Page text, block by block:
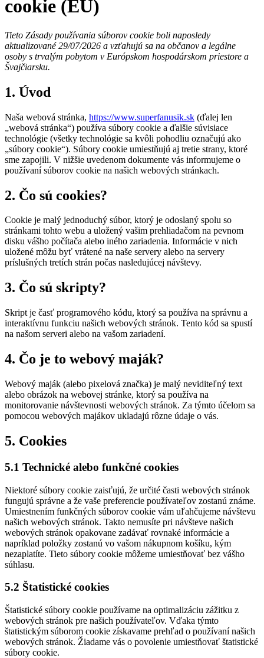
cookie (EÚ)
Tieto Zásady používania súborov cookie boli naposledy
aktualizované 29/07/2026 a vzťahujú sa na občanov a legálne
osoby s trvalým pobytom v Európskom hospodárskom priestore a
Švajčiarsku.
1. Úvod
Naša webová stránka, https://www.superfanusik.sk (ďalej len
„webová stránka“) používa súbory cookie a ďalšie súvisiace
technológie (všetky technológie sa kvôli pohodliu označujú ako
„súbory cookie“). Súbory cookie umiestňujú aj tretie strany, ktoré
sme zapojili. V nižšie uvedenom dokumente vás informujeme o
používaní súborov cookie na našich webových stránkach.
2. Čo sú cookies?
Cookie je malý jednoduchý súbor, ktorý je odoslaný spolu so
stránkami tohto webu a uložený vašim prehliadačom na pevnom
disku vášho počítača alebo iného zariadenia. Informácie v nich
uložené môžu byť vrátené na naše servery alebo na servery
príslušných tretích strán počas nasledujúcej návštevy.
3. Čo sú skripty?
Skript je časť programového kódu, ktorý sa používa na správnu a
interaktívnu funkciu našich webových stránok. Tento kód sa spustí
na našom serveri alebo na vašom zariadení.
4. Čo je to webový maják?
Webový maják (alebo pixelová značka) je malý neviditeľný text
alebo obrázok na webovej stránke, ktorý sa používa na
monitorovanie návštevnosti webových stránok. Za týmto účelom sa
pomocou webových majákov ukladajú rôzne údaje o vás.
5. Cookies
5.1 Technické alebo funkčné cookies
Niektoré súbory cookie zaisťujú, že určité časti webových stránok
fungujú správne a že vaše preferencie používateľov zostanú známe.
Umiestnením funkčných súborov cookie vám uľahčujeme návštevu
našich webových stránok. Takto nemusíte pri návšteve našich
webových stránok opakovane zadávať rovnaké informácie a
napríklad položky zostanú vo vašom nákupnom košíku, kým
nezaplatíte. Tieto súbory cookie môžeme umiestňovať bez vášho
súhlasu.
5.2 Štatistické cookies
Štatistické súbory cookie používame na optimalizáciu zážitku z
webových stránok pre našich používateľov. Vďaka týmto
štatistickým súborom cookie získavame prehľad o používaní našich
webových stránok. Žiadame vás o povolenie umiestňovať štatistické
súbory cookie.